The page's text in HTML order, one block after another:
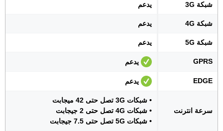
شبكة 3G يدعم
شبكة 4G يدعم
شبكة 5G يدعم
GPRS يدعم
EDGE يدعم
سرعة انترنت
• شبكات 3G تصل حتى 42 ميجابت
• شبكات 4G تصل حتى 2 جيجابت
• شبكات 5G تصل حتى 7.5 جيجابت